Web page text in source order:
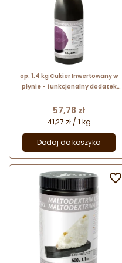
op. 1.4 kg Cukier Inwertowany w
płynie - funkcjonalny dodatek
Ingredients
Cena
57,78 zł
41,27 zł / 1 kg
Dodaj do koszyka
